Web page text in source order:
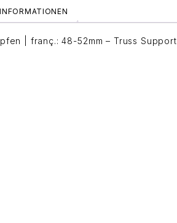
| franç.: 48-52mm – Truss Support